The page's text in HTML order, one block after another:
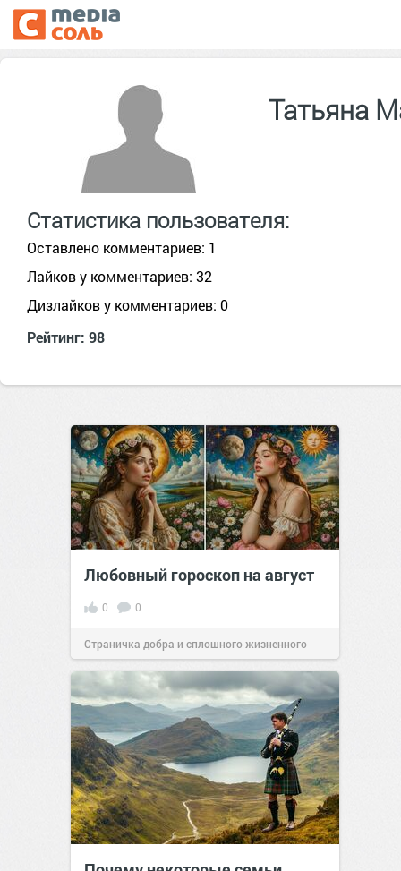
Татьяна
Статистика пользователя:
Оставлено комментариев: 1
Лайков у комментариев: 32
Дизлайков у комментариев: 0
Рейтинг: 98
Любовный гороскоп на август
0 0
Страничка добра и сплошного жизненного
позитива!00:29Сегодня